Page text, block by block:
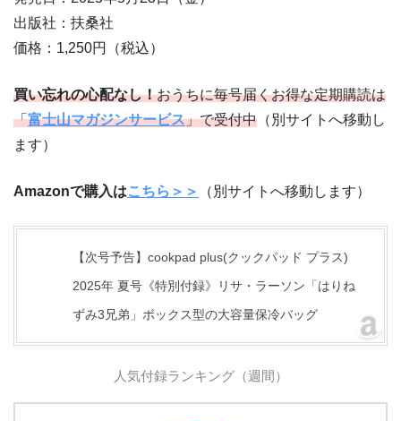
出版社：扶桑社
価格：1,250円（税込）
買い忘れの心配なし！おうちに毎号届くお得な定期購読は
「富士山マガジンサービス」で受付中 （別サイトへ移動し
ます）
Amazonで購入はこちら＞＞ （別サイトへ移動します）
【次号予告】cookpad plus(クックパッド プラス)
2025年 夏号《特別付録》リサ・ラーソン「はりね
ずみ3兄弟」ボックス型の大容量保冷バッグ
人気付録ランキング（週間）